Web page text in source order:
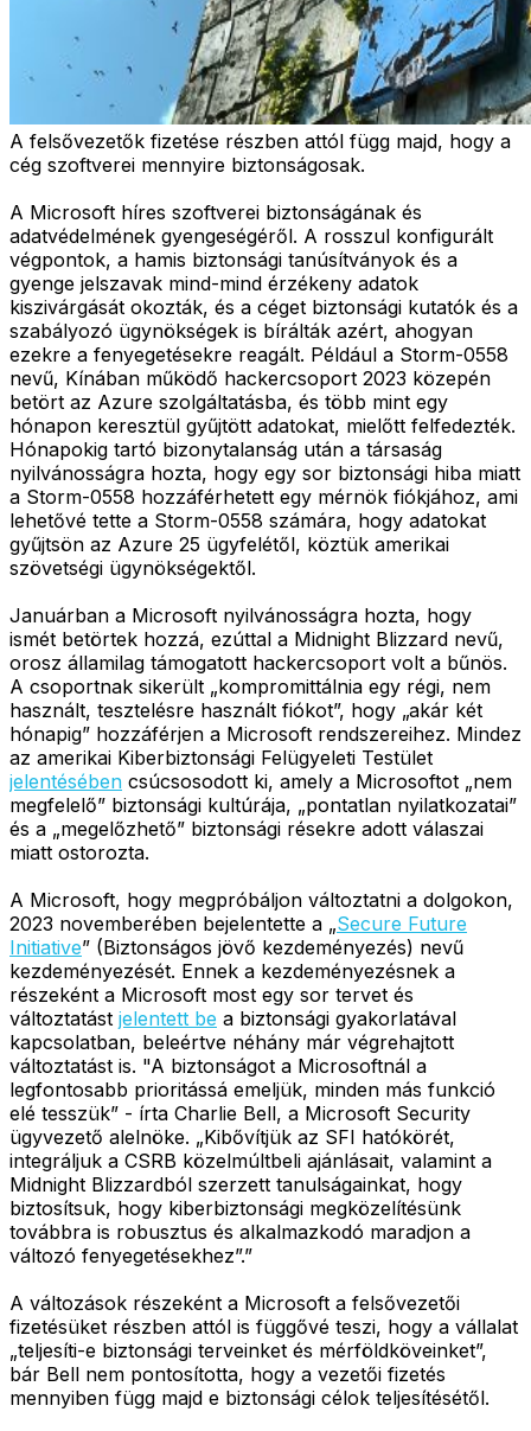
A felsővezetők fizetése részben attól függ majd, hogy a
cég szoftverei mennyire biztonságosak.
A Microsoft híres szoftverei biztonságának és
adatvédelmének gyengeségéről. A rosszul konfigurált
végpontok, a hamis biztonsági tanúsítványok és a
gyenge jelszavak mind-mind érzékeny adatok
kiszivárgását okozták, és a céget biztonsági kutatók és a
szabályozó ügynökségek is bírálták azért, ahogyan
ezekre a fenyegetésekre reagált. Például a Storm-0558
nevű, Kínában működő hackercsoport 2023 közepén
betört az Azure szolgáltatásba, és több mint egy
hónapon keresztül gyűjtött adatokat, mielőtt felfedezték.
Hónapokig tartó bizonytalanság után a társaság
nyilvánosságra hozta, hogy egy sor biztonsági hiba miatt
a Storm-0558 hozzáférhetett egy mérnök fiókjához, ami
lehetővé tette a Storm-0558 számára, hogy adatokat
gyűjtsön az Azure 25 ügyfelétől, köztük amerikai
szövetségi ügynökségektől.
Januárban a Microsoft nyilvánosságra hozta, hogy
ismét betörtek hozzá, ezúttal a Midnight Blizzard nevű,
orosz államilag támogatott hackercsoport volt a bűnös.
A csoportnak sikerült „kompromittálnia egy régi, nem
használt, tesztelésre használt fiókot”, hogy „akár két
hónapig” hozzáférjen a Microsoft rendszereihez. Mindez
az amerikai Kiberbiztonsági Felügyeleti Testület
jelentésében csúcsosodott ki, amely a Microsoftot „nem
megfelelő” biztonsági kultúrája, „pontatlan nyilatkozatai”
és a „megelőzhető” biztonsági résekre adott válaszai
miatt ostorozta.
A Microsoft, hogy megpróbáljon változtatni a dolgokon,
2023 novemberében bejelentette a „Secure Future
Initiative” (Biztonságos jövő kezdeményezés) nevű
kezdeményezését. Ennek a kezdeményezésnek a
részeként a Microsoft most egy sor tervet és
változtatást jelentett be a biztonsági gyakorlatával
kapcsolatban, beleértve néhány már végrehajtott
változtatást is. "A biztonságot a Microsoftnál a
legfontosabb prioritássá emeljük, minden más funkció
elé tesszük” - írta Charlie Bell, a Microsoft Security
ügyvezető alelnöke. „Kibővítjük az SFI hatókörét,
integráljuk a CSRB közelmúltbeli ajánlásait, valamint a
Midnight Blizzardból szerzett tanulságainkat, hogy
biztosítsuk, hogy kiberbiztonsági megközelítésünk
továbbra is robusztus és alkalmazkodó maradjon a
változó fenyegetésekhez”.”
A változások részeként a Microsoft a felsővezetői
fizetésüket részben attól is függővé teszi, hogy a vállalat
„teljesíti-e biztonsági terveinket és mérföldköveinket”,
bár Bell nem pontosította, hogy a vezetői fizetés
mennyiben függ majd e biztonsági célok teljesítésétől.